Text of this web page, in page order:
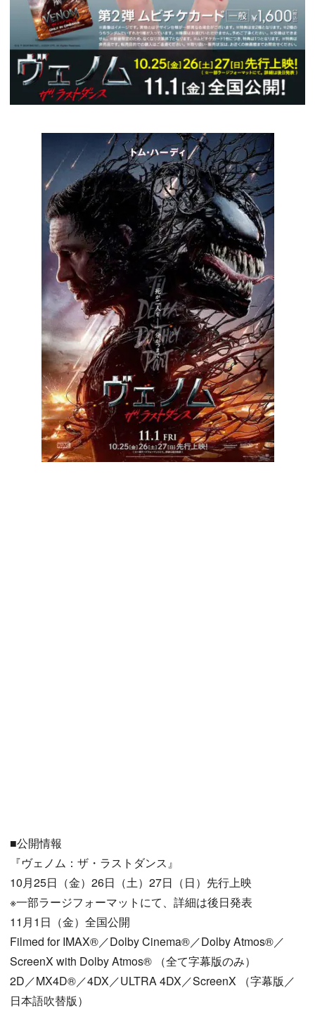
■公開情報
『ヴェノム：ザ・ラストダンス』
10月25日（金）26日（土）27日（日）先行上映
※一部ラージフォーマットにて、詳細は後日発表
11月1日（金）全国公開
Filmed for IMAX®／Dolby Cinema®／Dolby Atmos®／
ScreenX with Dolby Atmos® （全て字幕版のみ）
2D／MX4D®／4DX／ULTRA 4DX／ScreenX （字幕版／
日本語吹替版）